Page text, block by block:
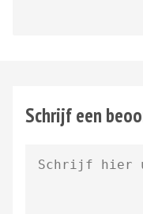
Schrijf een